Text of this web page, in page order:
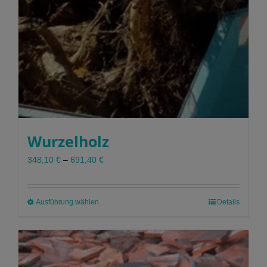
Wurzelholz
348,10 € – 691,40 €
Ausführung wählen
weist
mehrere
Varianten
Details